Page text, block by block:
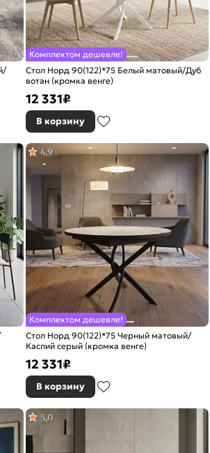
Комплектом дешевле!
Стол Норд 90(122)*75 Белый матовый/Дуб
вотан (кромка венге)
12 331₽
В корзину
Комплектом дешевле!
Стол Норд 90(122)*75 Черный матовый/
Каспий серый (кромка венге)
4,9
12 331₽
В корзину
5,0